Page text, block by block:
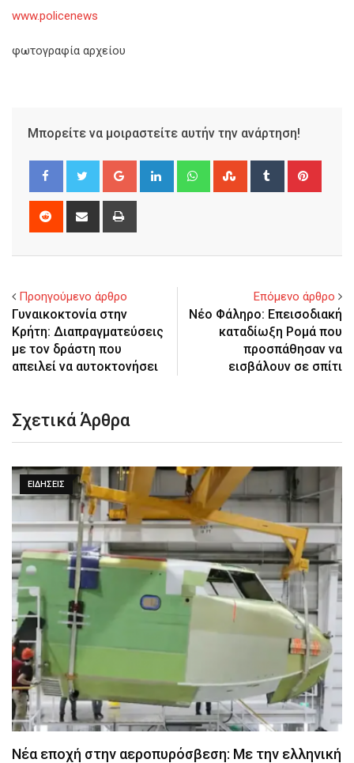
www.policenews
φωτογραφία αρχείου
Μπορείτε να μοιραστείτε αυτήν την ανάρτηση!
Google+ LinkedIn WhatsappStumbleUpon
Tumblr
Reddit
Share
Προηγούμενο άρθρο
Γυναικοκτονία στην
Κρήτη: Διαπραγματεύσεις
με τον δράστη που
απειλεί να αυτοκτονήσει
Επόμενο άρθρο
Νέο Φάληρο: Επεισοδιακή
καταδίωξη Ρομά που
προσπάθησαν να
εισβάλουν σε σπίτι
Σχετικά Άρθρα
ΕΙΔΉΣΕΙΣ
Νέα εποχή στην αεροπυρόσβεση: Με την ελληνική